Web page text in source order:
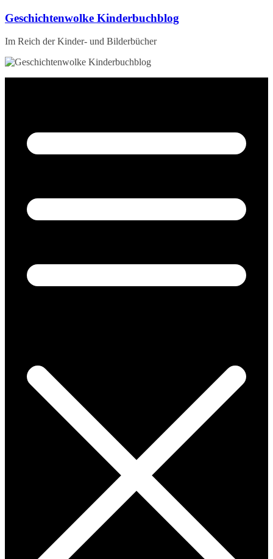
Zum
springen
Geschichtenwolke Kinderbuchblog
Im Reich der Kinder- und Bilderbücher